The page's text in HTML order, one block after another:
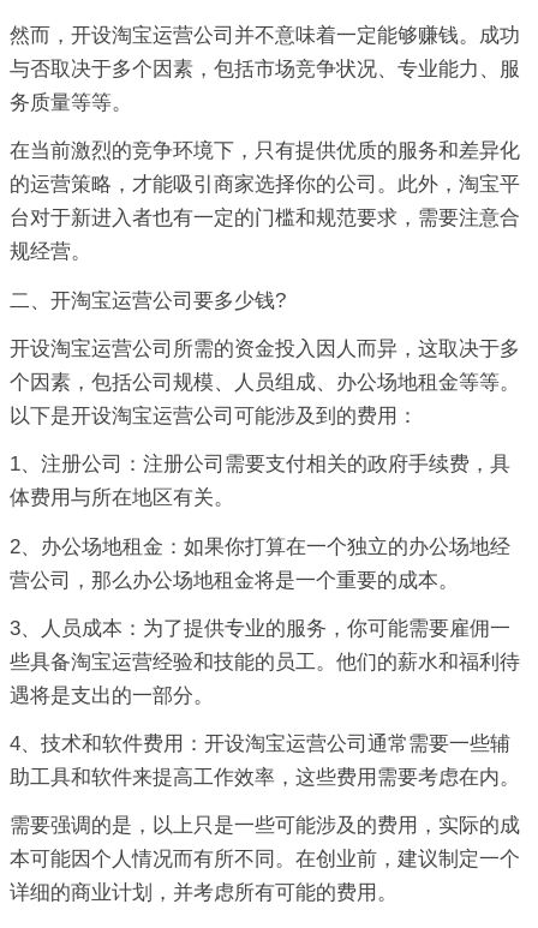
然而，开设淘宝运营公司并不意味着一定能够赚钱。成功
与否取决于多个因素，包括市场竞争状况、专业能力、服
务质量等等。
在当前激烈的竞争环境下，只有提供优质的服务和差异化
的运营策略，才能吸引商家选择你的公司。此外，淘宝平
台对于新进入者也有一定的门槛和规范要求，需要注意合
规经营。
二、开淘宝运营公司要多少钱?
开设淘宝运营公司所需的资金投入因人而异，这取决于多
个因素，包括公司规模、人员组成、办公场地租金等等。
以下是开设淘宝运营公司可能涉及到的费用：
1、注册公司：注册公司需要支付相关的政府手续费，具
体费用与所在地区有关。
2、办公场地租金：如果你打算在一个独立的办公场地经
营公司，那么办公场地租金将是一个重要的成本。
3、人员成本：为了提供专业的服务，你可能需要雇佣一
些具备淘宝运营经验和技能的员工。他们的薪水和福利待
遇将是支出的一部分。
4、技术和软件费用：开设淘宝运营公司通常需要一些辅
助工具和软件来提高工作效率，这些费用需要考虑在内。
需要强调的是，以上只是一些可能涉及的费用，实际的成
本可能因个人情况而有所不同。在创业前，建议制定一个
详细的商业计划，并考虑所有可能的费用。